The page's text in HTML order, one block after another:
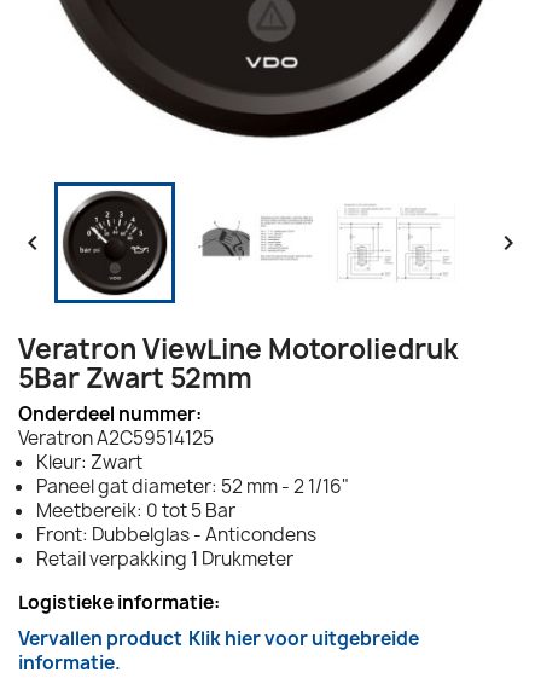
 
Veratron ViewLine Motoroliedruk
5Bar Zwart 52mm
Onderdeel nummer:
Veratron A2C59514125
Kleur: Zwart
Paneel gat diameter: 52 mm - 2 1/16"
Meetbereik: 0 tot 5 Bar
Front: Dubbelglas - Anticondens
Retail verpakking 1 Drukmeter
Logistieke informatie:
Vervallen product Klik hier voor uitgebreide
informatie.